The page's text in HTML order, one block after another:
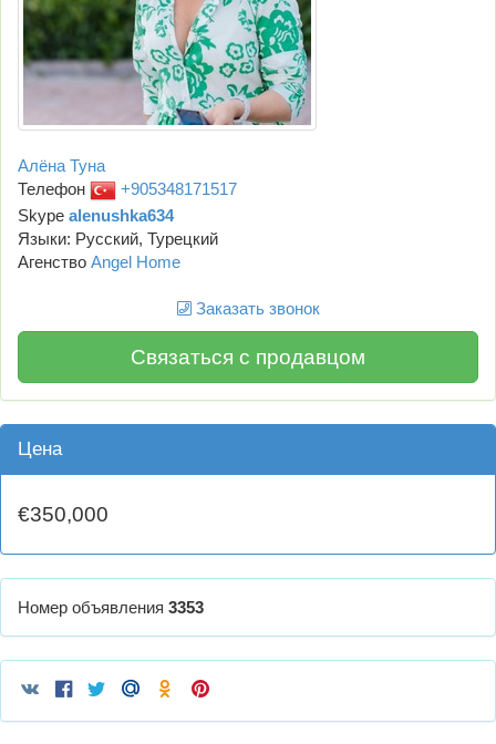
Алёна Туна
Телефон
+905348171517
Skype alenushka634
Языки: Русский, Турецкий
Агенство Angel Home
Заказать звонок
Связаться с продавцом
Цена
€350,000
Номер объявления 3353